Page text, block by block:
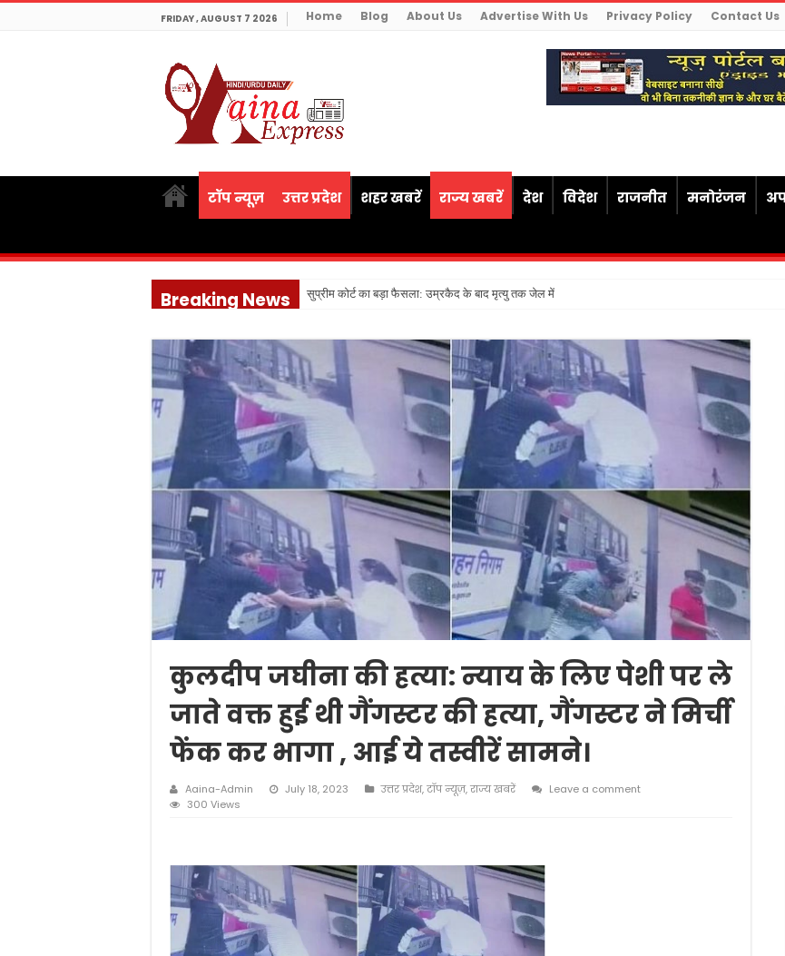
FRIDAY , AUGUST 7 2026 Home Blog About Us Advertise With Us Privacy Policy Contact Us
टॉप न्यूज़ उत्तर प्रदेश शहर खबरें राज्य खबरें देश विदेश राजनीत मनोरंजन
Breaking News सुप्रीम कोर्ट का बड़ा फैसला: उम्रकैद के बाद मृत्यु तक जेल में रखने की सजा संविधान के अनु
कुलदीप जघीना की हत्या: न्याय के लिए पेशी पर ले
जाते वक्त हुई थी गैंगस्टर की हत्या, गैंगस्टर ने मिर्ची
फेंक कर भागा , आई ये तस्वीरें सामने।
Aaina-Admin July 18, 2023 उत्तर प्रदेश,टॉप न्यूज़,राज्य खबरें
Leave a comment
300 Views